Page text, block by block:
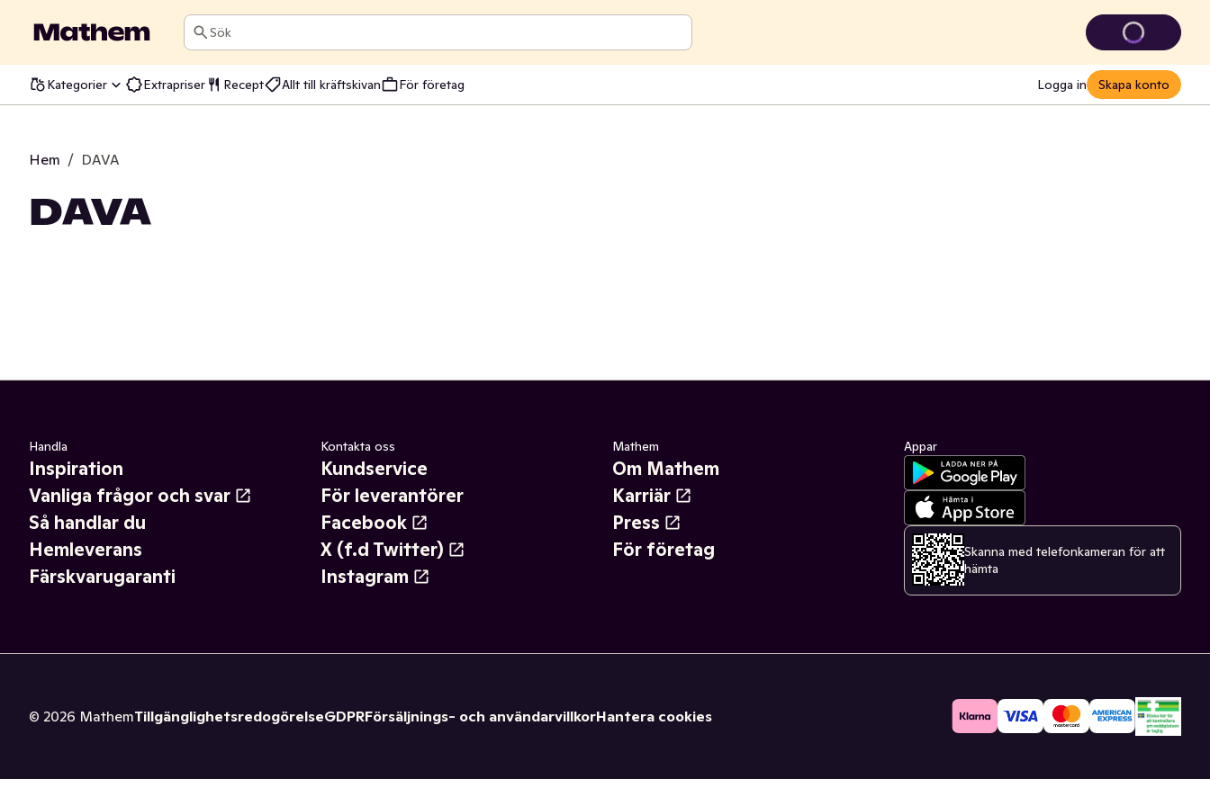
Sök
Kategorier Extrapriser Recept Allt till kräftskivan För företag Logga in Skapa konto
Hem / DAVA
DAVA
Handla
Inspiration
Vanliga frågor och svar
Så handlar du
Hemleverans
Färskvarugaranti
Kontakta oss
Kundservice
För leverantörer
Facebook
X (f.d Twitter)
Instagram
Mathem
Om Mathem
Karriär
Press
För företag
Appar
Skanna med telefonkameran för att
hämta
© 2026 MathemTillgänglighetsredogörelseGDPRFörsäljnings- och användarvillkorHantera cookies